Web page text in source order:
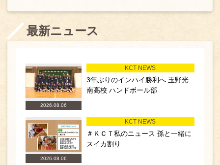
最新ニュース
2026.08.06
KCT NEWS
3年ぶりのインハイ勝利へ 玉野光
南高校 ハンドボール部
2026.08.06
KCT NEWS
＃ＫＣＴ私のニュース 孫と一緒に
スイカ割り